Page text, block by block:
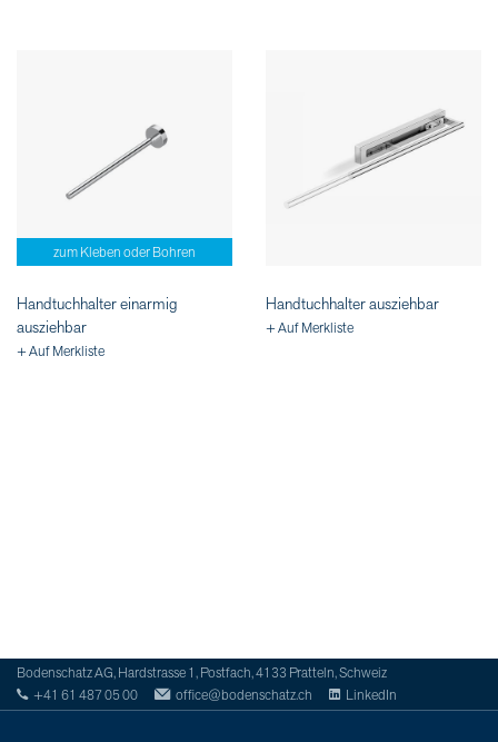
zum Kleben oder Bohren
Handtuchhalter einarmig
ausziehbar
+ Auf Merkliste
Handtuchhalter ausziehbar
+ Auf Merkliste
Bodenschatz AG, Hardstrasse 1, Postfach, 4133 Pratteln, Schweiz
+41 61 487 05 00
office@bodenschatz.ch LinkedIn